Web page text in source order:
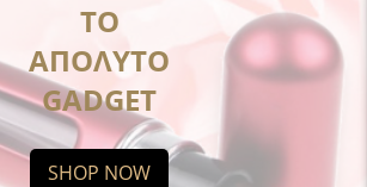
ΤΟ
ΑΠΟΛΥΤΟ
GADGET
SHOP NOW